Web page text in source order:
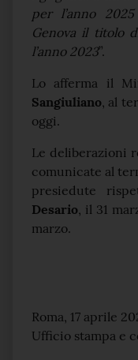
per l’anno
Genova il titolo
l’anno 2023”.
Lo afferma il
Sangiuliano, al
oggi.
Le deliberazioni
comunicate al
presiedute
Desario, il 31
marzo.
Roma, 17 aprile
Ufficio stampa e